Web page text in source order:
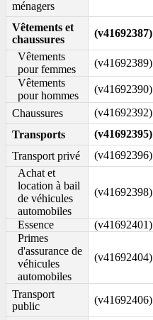
ménagers
Vêtements et
chaussures
(v41692387)
Vêtements
pour femmes
(v41692389)
Vêtements
pour hommes
(v41692390)
Chaussures
(v41692392)
Transports
(v41692395)
Transport privé
(v41692396)
Achat et
location à bail
de véhicules
automobiles
(v41692398)
Essence (v41692401)
Primes
d'assurance de
véhicules
automobiles
(v41692404)
Transport
public
(v41692406)